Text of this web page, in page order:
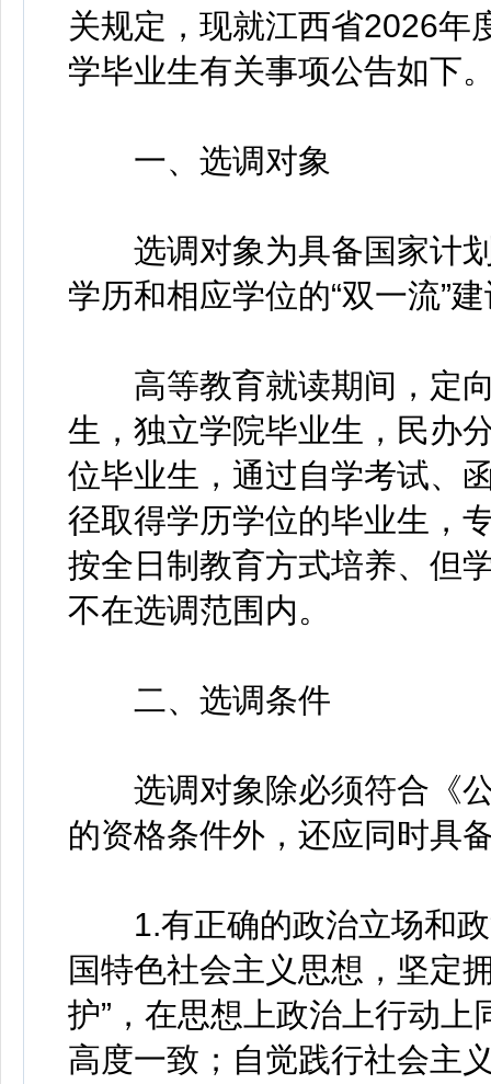
关规定，现就江西省2026年
学毕业生有关事项公告如下
一、选调对象
选调对象为具备国家计划
学历和相应学位的“双一流”
高等教育就读期间，定向
生，独立学院毕业生，民办
位毕业生，通过自学考试、
径取得学历学位的毕业生，
按全日制教育方式培养、但
不在选调范围内。
二、选调条件
选调对象除必须符合《公
的资格条件外，还应同时具
1.有正确的政治立场和政
国特色社会主义思想，坚定
护”，在思想上政治上行动
高度一致；自觉践行社会主